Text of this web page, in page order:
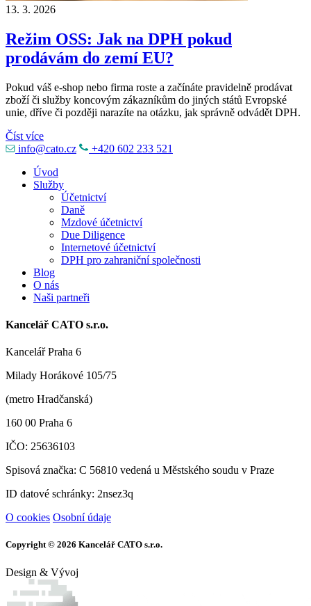
13. 3. 2026
Režim OSS: Jak na DPH pokud
prodávám do zemí EU?
Pokud váš e-shop nebo firma roste a začínáte pravidelně prodávat
zboží či služby koncovým zákazníkům do jiných států Evropské
unie, dříve či později narazíte na otázku, jak správně odvádět DPH.
Číst více
info@cato.cz
+420 602 233 521
Úvod
Služby
Účetnictví
Daně
Mzdové účetnictví
Due Diligence
Internetové účetnictví
DPH pro zahraniční společnosti
Blog
O nás
Naši partneři
Kancelář CATO s.r.o.
Kancelář Praha 6
Milady Horákové 105/75
(metro Hradčanská)
160 00 Praha 6
IČO: 25636103
Spisová značka: C 56810 vedená u Městského soudu v Praze
ID datové schránky: 2nsez3q
O cookies Osobní údaje
Copyright © 2026 Kancelář CATO s.r.o.
Design & Vývoj